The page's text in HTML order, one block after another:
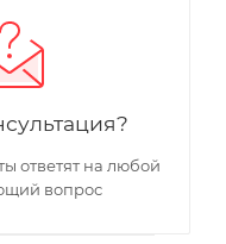
ответят на любой
вопрос